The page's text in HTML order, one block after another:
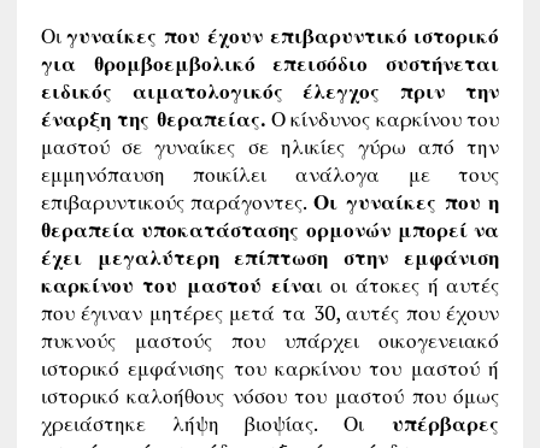
Οιγυναίκες που έχουν επιβαρυντικό ιστορικό
για θρομβοεμβολικό επεισόδιο συστήνεται
ειδικός αιματολογικός έλεγχος πριν την
έναρξη της θεραπείας. Ο κίνδυνος καρκίνου του
μαστού σε γυναίκες σε ηλικίες γύρω από την
εμμηνόπαυση ποικίλει ανάλογα με τους
επιβαρυντικούς παράγοντες.Οι γυναίκες που η
θεραπεία υποκατάστασης ορμονών μπορεί να
έχει μεγαλύτερη επίπτωση στην εμφάνιση
καρκίνου του μαστού είναι οι άτοκες ή αυτές
που έγιναν μητέρες μετά τα 30, αυτές που έχουν
πυκνούς μαστούς που υπάρχει οικογενειακό
ιστορικό εμφάνισης του καρκίνου του μαστού ή
ιστορικό καλοήθους νόσου του μαστού που όμως
χρειάστηκε λήψη βιοψίας. Οι υπέρβαρες